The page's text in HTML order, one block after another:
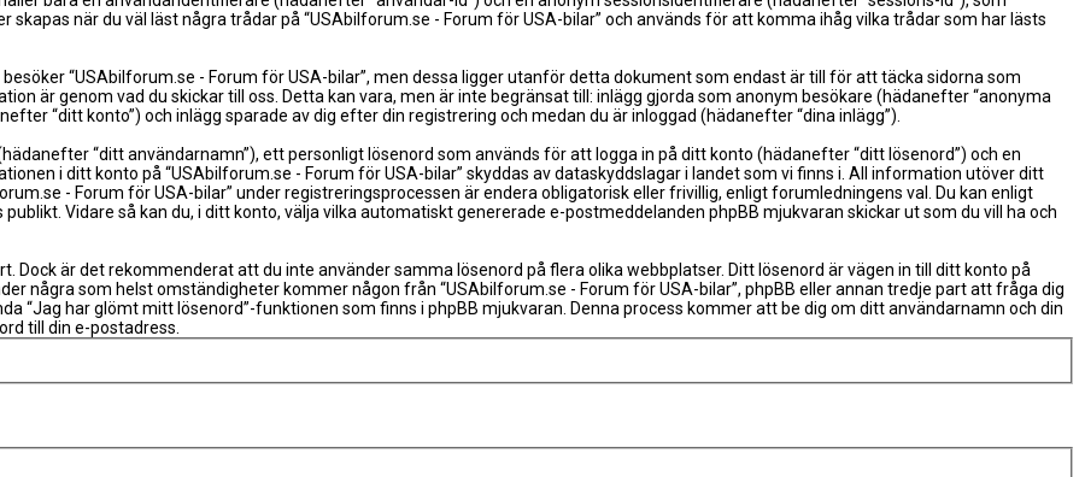
när du väl läst några trådar på “USAbilforum.se - Forum för USA-bilar” och används för att komma ihåg vilka trådar som har lästs
“USAbilforum.se - Forum för USA-bilar”, men dessa ligger utanför detta dokument som endast är till för att täcka sidorna som
är genom vad du skickar till oss. Detta kan vara, men är inte begränsat till: inlägg gjorda som anonym besökare (hädanefter “anonyma
“ditt konto”) och inlägg sparade av dig efter din registrering och medan du är inloggad (hädanefter “dina inlägg”).
“ditt användarnamn”), ett personligt lösenord som används för att logga in på ditt konto (hädanefter “ditt lösenord”) och en
i ditt konto på “USAbilforum.se - Forum för USA-bilar” skyddas av dataskyddslagar i landet som vi finns i. All information utöver ditt
- Forum för USA-bilar” under registreringsprocessen är endera obligatorisk eller frivillig, enligt forumledningens val. Du kan enligt
Vidare så kan du, i ditt konto, välja vilka automatiskt genererade e-postmeddelanden phpBB mjukvaran skickar ut som du vill ha och
Dock är det rekommenderat att du inte använder samma lösenord på flera olika webbplatser. Ditt lösenord är vägen in till ditt konto på
några som helst omständigheter kommer någon från “USAbilforum.se - Forum för USA-bilar”, phpBB eller annan tredje part att fråga dig
“Jag har glömt mitt lösenord”-funktionen som finns i phpBB mjukvaran. Denna process kommer att be dig om ditt användarnamn och din
till din e-postadress.